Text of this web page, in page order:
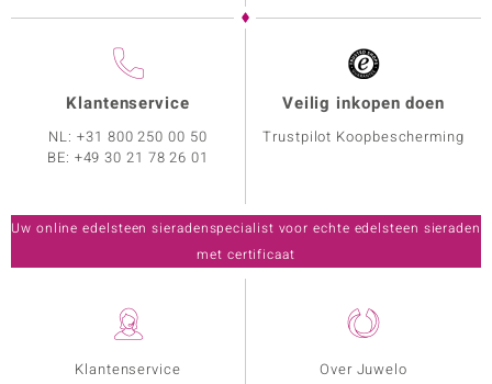
Klantenservice
Over Juwelo
Klantenservice
NL:+31 800 250 00 50
BE: +49 30 21 78 26 01
Veilig inkopen doen
Trustpilot Koopbescherming
Uw online edelsteen sieradenspecialist voor echte edelsteen sieraden
met certificaat